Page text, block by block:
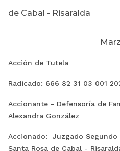
de Cabal - Risaralda
Marzo 30
Acción de Tutela
Radicado: 666 82 31 03 001
Accionante - Defensoría de
Alexandra González
Accionado: Juzgado Segundo
Santa Rosa de Cabal -